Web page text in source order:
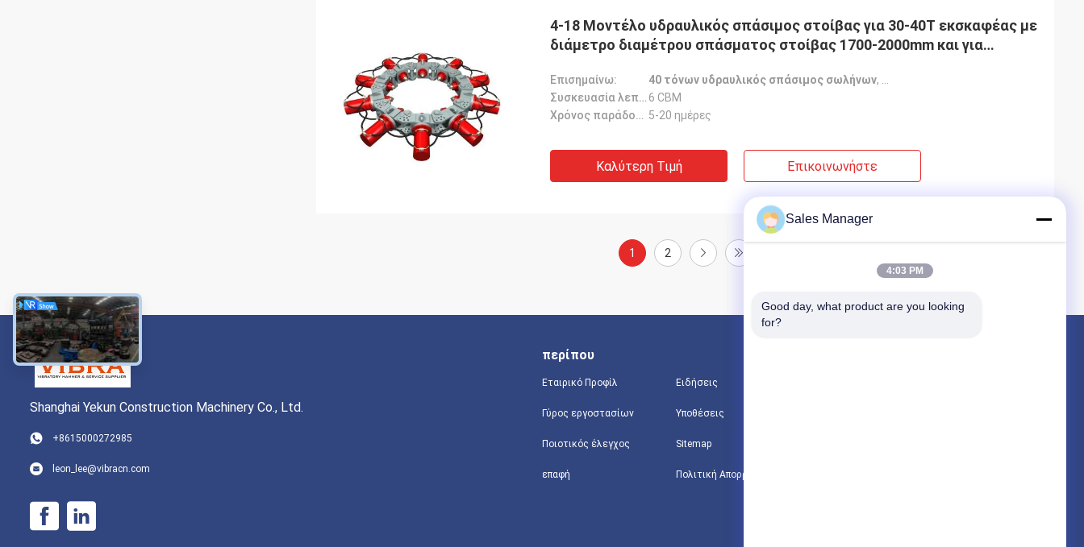
4-18 Μοντέλο υδραυλικός σπάσιμος στοίβας για 30-40T εκσκαφέας με
διάμετρο διαμέτρου σπάσματος στοίβας 1700-2000mm και για
Επισημαίνω: 40 τόνων υδραυλικός σπάσιμος σωλήνων,
Συσκευασία λεπτομέρειες: 6 CBM
Χρόνος παράδοσης: 5-20 ημέρες
Καλύτερη Τιμή Επικοινωνήστε
1 2
Shanghai Yekun Construction Machinery Co., Ltd.
+8615000272985
leon_lee@vibracn.com
περίπου
Εταιρικό Προφίλ
Γύρος εργοστασίων
Ποιοτικός έλεγχος
επαφή
Ειδήσεις
Υποθέσεις
Sitemap
Πολιτική Απορρήτου
Sales Manager
4:03 PM
Good day, what product are you looking
for?